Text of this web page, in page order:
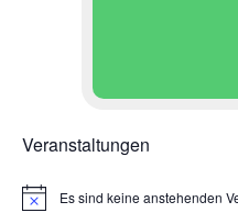
Veranstaltungen
H
Es sind keine anstehenden